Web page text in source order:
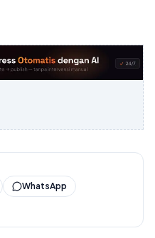
WhatsApp